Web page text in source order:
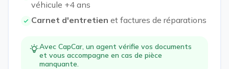
véhicule +4 ans
Carnet d'entretien et factures de réparations
Avec CapCar, un agent vérifie vos documents
et vous accompagne en cas de pièce
manquante.